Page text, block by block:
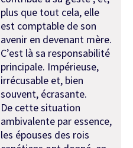
plus que tout cela, elle
est comptable de son
avenir en devenant mère.
C’est là sa responsabilité
principale. Impérieuse,
irrécusable et, bien
souvent, écrasante.
De cette situation
ambivalente par essence,
les épouses des rois